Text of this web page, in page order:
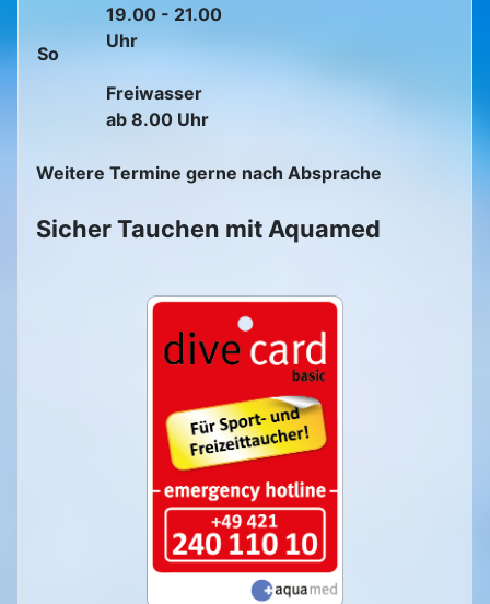
So
19.00 - 21.00
Uhr
Freiwasser
ab 8.00 Uhr
Weitere Termine gerne nach Absprache
Sicher Tauchen mit Aquamed